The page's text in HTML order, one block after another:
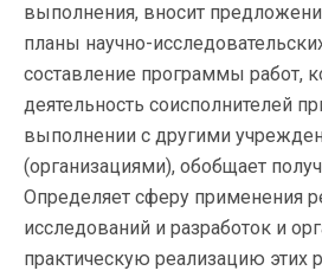
выполнения, вносит
планы научно-
составление программы работ,
деятельность соисполнителей
выполнении с другими
(организациями), обобщает
Определяет сферу применения
исследований и разработок и
практическую реализацию этих